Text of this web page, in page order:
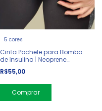
5 cores
Cinta Pochete para Bomba
de Insulina | Neoprene
Vertical
R$55,00
Comprar